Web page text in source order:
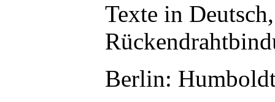
Texte in
Berlin: